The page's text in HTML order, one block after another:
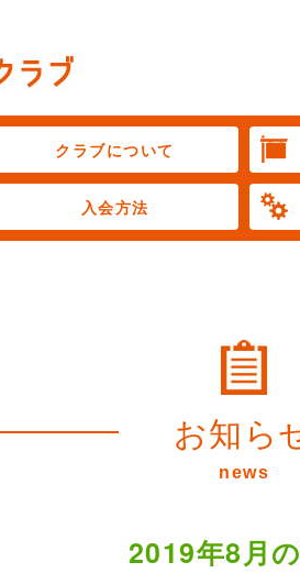
クラブについて
入会方法
お知ら
news
2019年8月